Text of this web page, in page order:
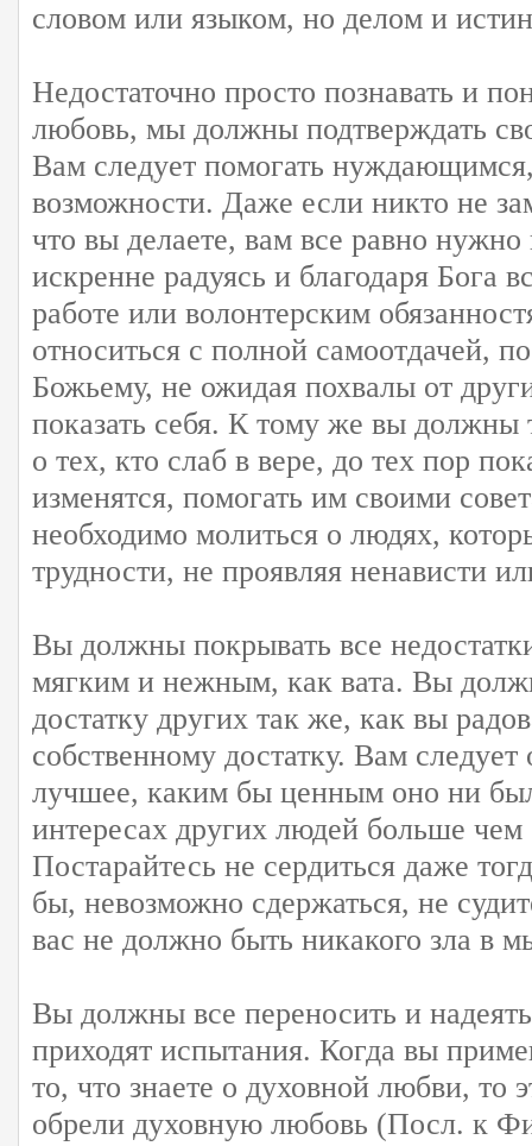
словом или языком, но делом и
Недостаточно просто познавать и
любовь, мы должны подтверждать
Вам следует помогать
возможности. Даже если никто не
что вы делаете, вам все равно
искренне радуясь и благодаря Бога
работе или волонтерским
относиться с полной самоотдачей,
Божьему, не ожидая похвалы от
показать себя. К тому же вы должны
о тех, кто слаб в вере, до тех пор
изменятся, помогать им своими
необходимо молиться о людях,
трудности, не проявляя ненависти
Вы должны покрывать все
мягким и нежным, как вата. Вы
достатку других так же, как вы
собственному достатку. Вам следует
лучшее, каким бы ценным оно ни
интересах других людей больше чем
Постарайтесь не сердиться даже
бы, невозможно сдержаться, не
вас не должно быть никакого зла в
Вы должны все переносить и
приходят испытания. Когда вы
то, что знаете о духовной любви, то
обрели духовную любовь (Посл. к